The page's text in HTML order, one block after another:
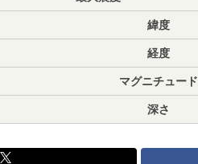
緯度
経度
マグニチュード
深さ